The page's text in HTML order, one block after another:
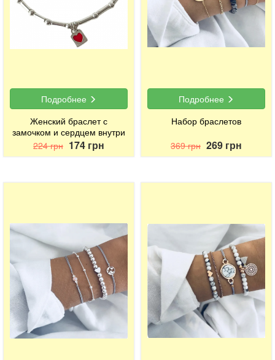
Подробнее
Женский браслет с
замочком и сердцем внутри
224 грн 174 грн
Подробнее
Набор браслетов
369 грн 269 грн